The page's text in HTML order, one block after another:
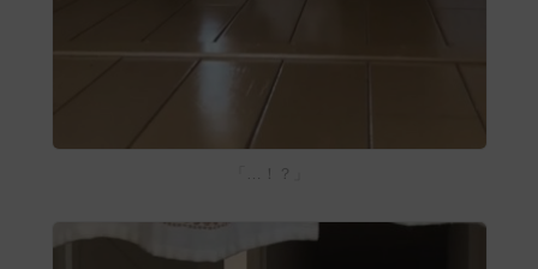
「…！？」